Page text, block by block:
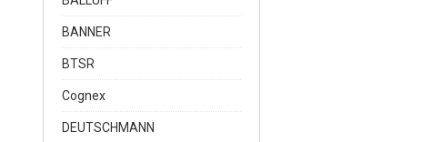
BANNER
BTSR
Cognex
DEUTSCHMANN